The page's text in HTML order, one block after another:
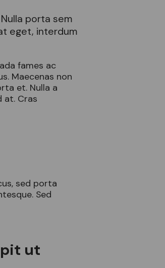
porta sem
eget, interdum
fames ac
Maecenas non
et. Nulla a
at. Cras
sed porta
Sed
ut